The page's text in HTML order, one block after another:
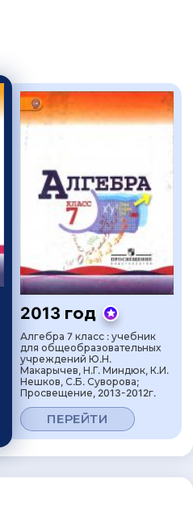
2013 год
Алгебра 7 класс : учебник
для общеобразовательных
учреждений Ю.Н.
Макарычев, Н.Г. Миндюк, К.И.
Нешков, С.Б. Суворова;
Просвещение, 2013-2012г.
ПЕРЕЙТИ